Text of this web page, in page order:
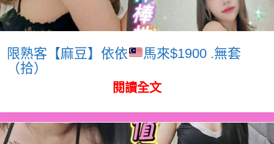
限熟客【麻豆】依依
馬來$1900 .無套
（拾）
閱讀全文